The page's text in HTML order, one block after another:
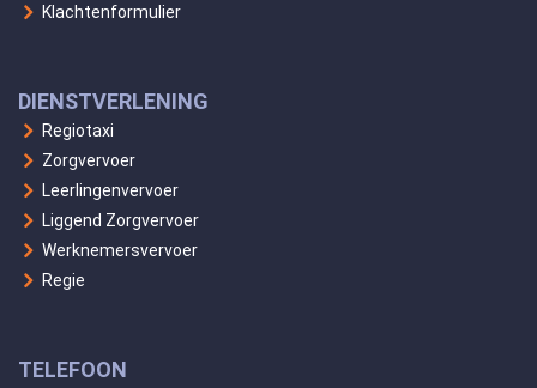
Klachtenformulier
DIENSTVERLENING
Regiotaxi
Zorgvervoer
Leerlingenvervoer
Liggend Zorgvervoer
Werknemersvervoer
Regie
TELEFOON